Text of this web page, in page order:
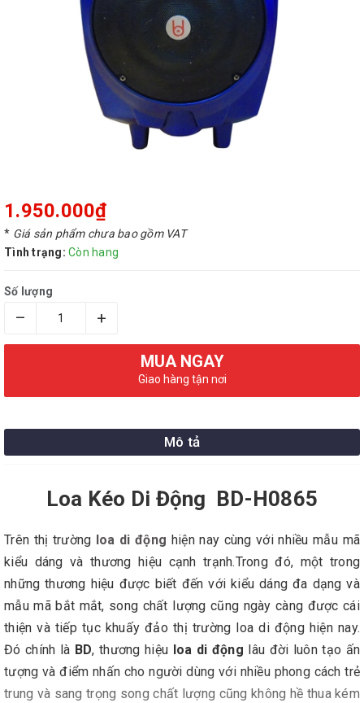
1.950.000₫
* Giá sản phẩm chưa bao gồm VAT
Tình trạng: Còn hang
Số lượng
– +
MUA NGAY
Giao hàng tận nơi
Mô tả
Loa Kéo Di Động BD-H0865
Trên thị trường loa di động hiện nay cùng với nhiều mẫu mã
kiểu dáng và thương hiệu cạnh trạnh.Trong đó, một trong
những thương hiệu được biết đến với kiểu dáng đa dạng và
mẫu mã bắt mắt, song chất lượng cũng ngày càng được cái
thiện và tiếp tục khuấy đảo thị trường loa di động hiện nay.
Đó chính là BD, thương hiệu loa di động lâu đời luôn tạo ấn
tượng và điểm nhấn cho người dùng với nhiều phong cách trẻ
trung và sang trọng song chất lượng cũng không hề thua kém